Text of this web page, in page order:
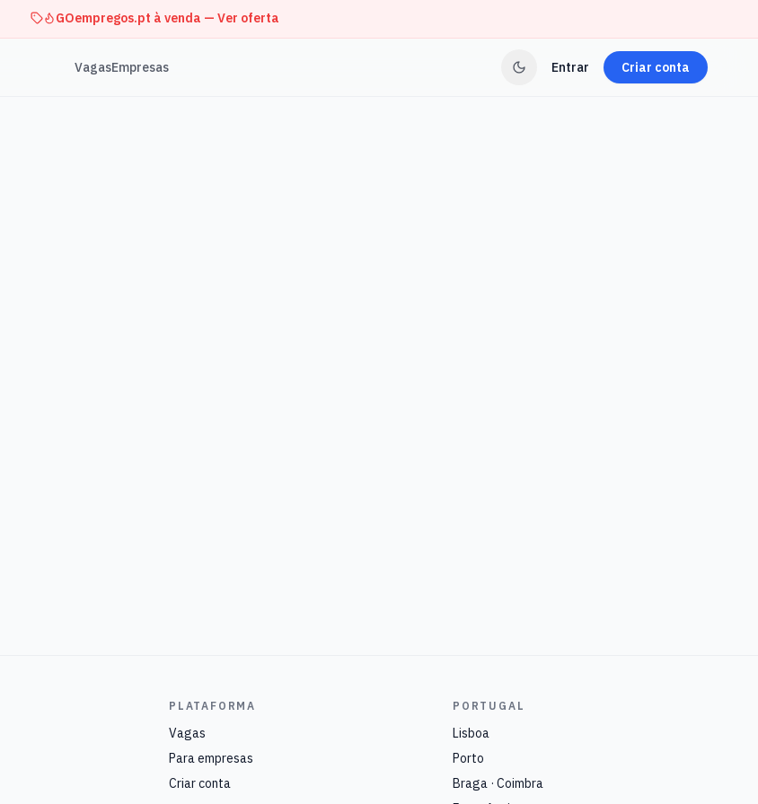
GOempregos.pt à venda — Ver oferta
VagasEmpresas Entrar Criar conta
PLATAFORMA
Vagas
Para empresas
Criar conta
PORTUGAL
Lisboa
Porto
Braga · Coimbra